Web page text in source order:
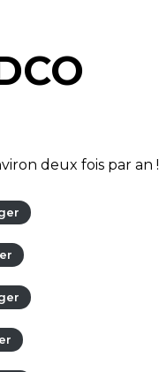
deux fois par an !